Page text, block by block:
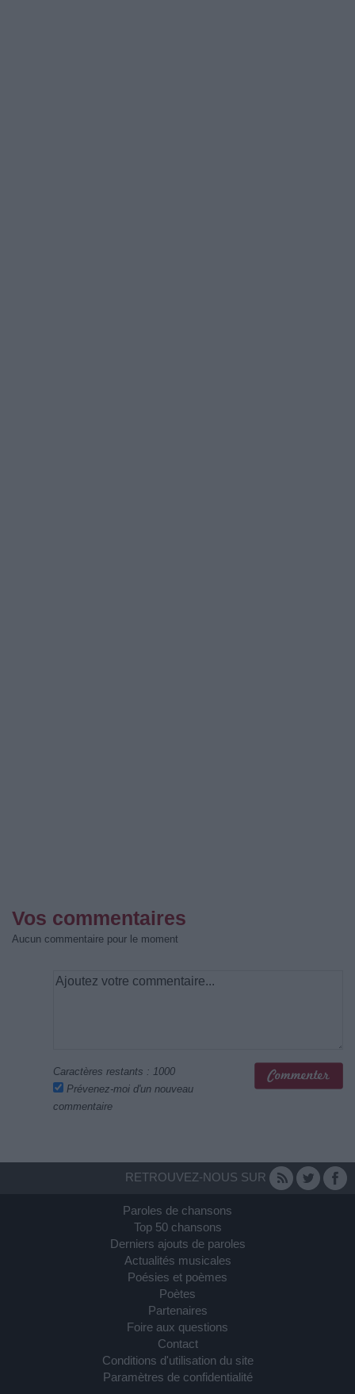
Vos commentaires
Aucun commentaire pour le moment
Caractères restants : 1000
Prévenez-moi d'un nouveau
commentaire
RETROUVEZ-NOUS SUR
Paroles de chansons
Top 50 chansons
Derniers ajouts de paroles
Actualités musicales
Poésies et poèmes
Poètes
Partenaires
Foire aux questions
Contact
Conditions d'utilisation du site
Paramètres de confidentialité